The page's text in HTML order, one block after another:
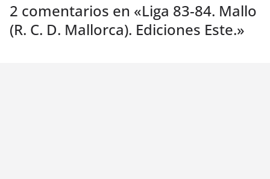
2 comentarios en «Liga 83-84. Mallo
(R. C. D. Mallorca). Ediciones Este.»